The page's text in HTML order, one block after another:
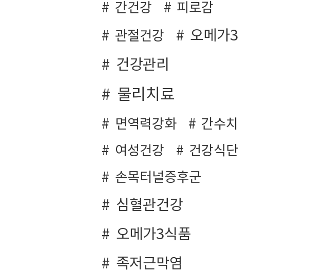
간건강
피로감
관절건강
오메가3
건강관리
물리치료
면역력강화
간수치
여성건강
건강식단
손목터널증후군
심혈관건강
오메가3식품
족저근막염